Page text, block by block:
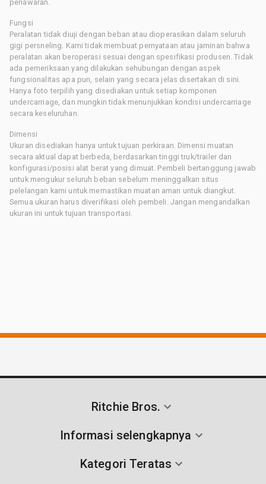
penawaran.
Fungsi
Peralatan tidak diuji dengan beban atau dioperasikan dalam seluruh
gigi persneling. Kami tidak membuat pernyataan atau jaminan bahwa
peralatan akan beroperasi sesuai dengan spesifikasi produsen. Tidak
ada pemeriksaan yang dilakukan sehubungan dengan aspek
fungsionalitas apa pun, selain yang secara jelas disertakan di sini.
Hanya foto terpilih yang disediakan untuk setiap komponen
undercarriage, dan mungkin tidak menunjukkan kondisi undercarriage
secara keseluruhan.
Dimensi
Ukuran disediakan hanya untuk tujuan perkiraan. Dimensi muatan
secara aktual dapat berbeda, berdasarkan tinggi truk/trailer dan
konfigurasi/posisi alat berat yang dimuat. Pembeli bertanggung jawab
untuk mengukur seluruh beban sebelum meninggalkan situs
pelelangan kami untuk memastikan muatan aman untuk diangkut.
Semua ukuran harus diverifikasi oleh pembeli. Jangan mengandalkan
ukuran ini untuk tujuan transportasi.
Ritchie Bros.
Informasi selengkapnya
Kategori Teratas